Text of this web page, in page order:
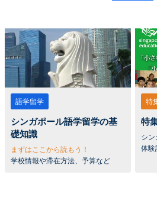
語学留学
シンガポール語学留学の基
礎知識
まずはここから読もう！
学校情報や滞在方法、予算など
特
特
シ
体験